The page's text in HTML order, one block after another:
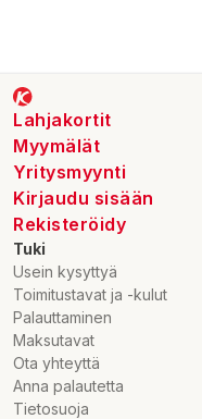
Lahjakortit
Myymälät
Yritysmyynti
Kirjaudu sisään
Rekisteröidy
Tuki
Usein kysyttyä
Toimitustavat ja -kulut
Palauttaminen
Maksutavat
Ota yhteyttä
Anna palautetta
Tietosuoja